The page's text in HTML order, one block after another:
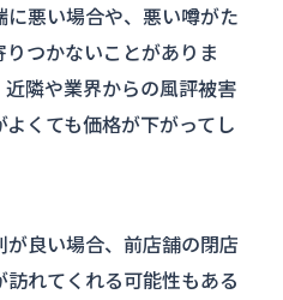
悪い場合や、悪い噂がた
つかないことがありま
隣や業界からの風評被害
くても価格が下がってし
良い場合、前店舗の閉店
れてくれる可能性もある